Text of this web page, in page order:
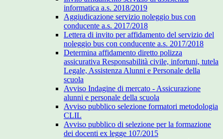
informatica a.s. 2018/2019
Aggiudicazione servizio noleggio bus con
conducente a.s. 2017/2018
Lettera di invito per affidamento del servizio del
noleggio bus con conducente a.s. 2017/2018
Determina affidamento diretto polizza
assicurativa Responsabilità civile, infortuni, tutela
Legale, Assistenza Alunni e Personale della
scuola
Avviso Indagine di mercato - Assicurazione
alunni e personale della scuola
Avviso pubblico selezione formatori metodologia
CLIL
Avviso pubblico di selezione per la formazione
dei docenti ex legge 107/2015